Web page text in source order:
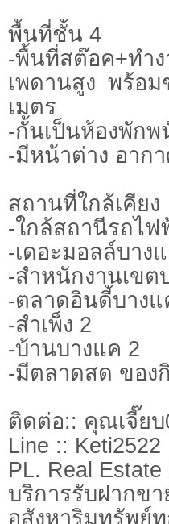
พื้นที่ชั้น 4
-พื้นที่สต๊อค+ทำ
เพดานสูง พร้อ
เมตร
-กั้นเป็นห้องพักพ
-มีหน้าต่าง อากา
สถานที่ใกล้เคียง
-ใกล้สถานีรถไฟ
-เดอะมอลล์บาง
-สำหนักงานเขต
-ตลาดอินดี้บางแ
-สำเพ็ง 2
-บ้านบางแค 2
-มีตลาดสด ของ
ติดต่อ:: คุณเจี๊ยบ
Line :: Keti2522
PL. Real Estate
บริการรับฝา
อสังหาริมทรัพย์